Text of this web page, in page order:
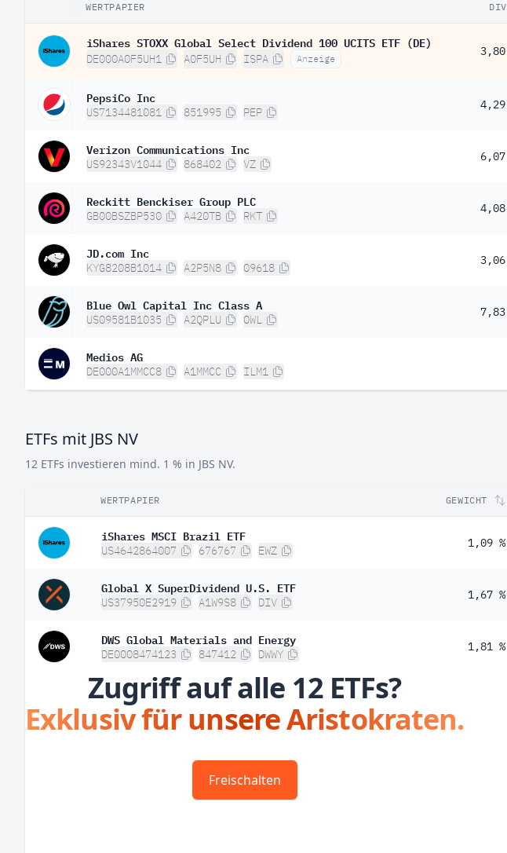
WERTPAPIER
iShares STOXX Global Select Dividend 100 UCITS ETF (DE)
DE000A0F5UH1 A0F5UH ISPA Anzeige
3,80
PepsiCo Inc
US7134481081 851995 PEP
4,29
Verizon Communications Inc
US92343V1044 868402 VZ
6,07
Reckitt Benckiser Group PLC
GB00BSZBP530 A420TB RKT
4,08
JD.com Inc
KYG8208B1014 A2P5N8 09618
3,06
Blue Owl Capital Inc Class A
US09581B1035 A2QPLU OWL
7,83
Medios AG
DE000A1MMCC8 A1MMCC ILM1
ETFs mit JBS NV
12 ETFs investieren mind. 1 % in JBS NV.
WERTPAPIER GEWICHT
iShares MSCI Brazil ETF
US4642864007 676767 EWZ
1,09 %
Global X SuperDividend U.S. ETF
US37950E2919 A1W9S8 DIV
1,67 %
DWS Global Materials and Energy
DE0008474123 847412 DWWY
1,81 %
Zugriff auf alle 12 ETFs?
Exklusiv für unsere Aristokraten.
Freischalten